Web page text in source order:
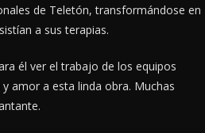
de Teletón, transformándose en
a sus terapias.
él ver el trabajo de los equipos
amor a esta linda obra. Muchas